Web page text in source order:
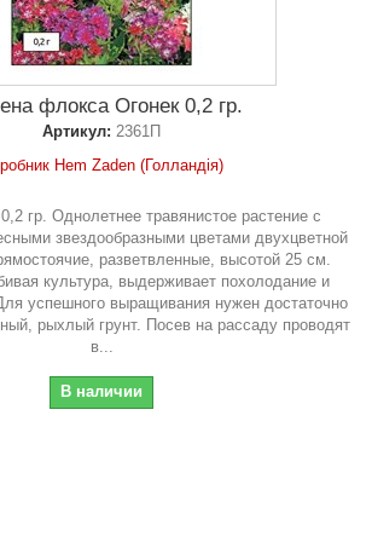
флокса Огонек 0,2 гр.
Артикул: 2361П
Hem Zaden (Голландія)
гр. Однолетнее травянистое растение с
звездообразными цветами двухцветной
разветвленные, высотой 25 см.
культура, выдерживает похолодание и
успешного выращивания нужен достаточно
рыхлый грунт. Посев на рассаду проводят
в...
В наличии